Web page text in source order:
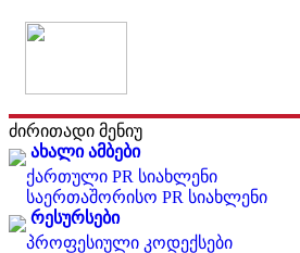
ძირითადი მენიუ
ახალი ამბები
ქართული PR სიახლენი
საერთაშორისო PR სიახლენი
რესურსები
პროფესიული კოდექსები